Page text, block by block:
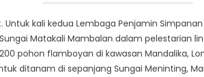
Untuk kali kedua Lembaga Penjamin
Matakali Mambalan dalam pelestarian
pohon flamboyan di kawasan Mandalika,
ditanam di sepanjang Sungai Meninting,